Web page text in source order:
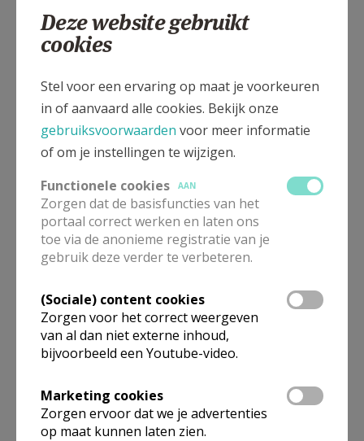
Ons kindje laten dopen
Parochiesecretariaat -
contact
Samen naar de zondagskerk
Deze website gebruikt
cookies
Stel voor een ervaring op maat je voorkeuren
in of aanvaard alle cookies. Bekijk onze
gebruiksvoorwaarden voor meer informatie
of om je instellingen te wijzigen.
Functionele cookies
AAN
Zorgen dat de basisfuncties van het
portaal correct werken en laten ons
toe via de anonieme registratie van je
gebruik deze verder te verbeteren.
(Sociale) content cookies
Zorgen voor het correct weergeven
van al dan niet externe inhoud,
bijvoorbeeld een Youtube-video.
Marketing cookies
Zorgen ervoor dat we je advertenties
op maat kunnen laten zien.